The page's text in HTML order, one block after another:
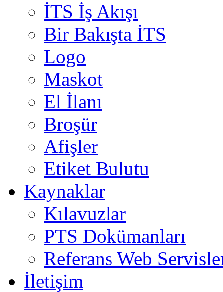
İTS İş Akışı
Bir Bakışta İTS
Logo
Maskot
El İlanı
Broşür
Afişler
Etiket Bulutu
Kaynaklar
Kılavuzlar
PTS Dokümanları
Referans Web
İletişim